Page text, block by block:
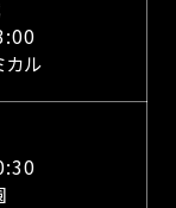
ル